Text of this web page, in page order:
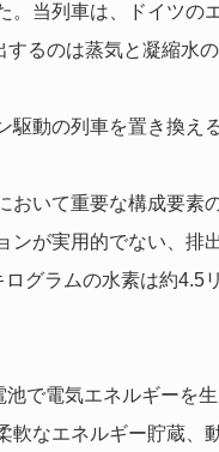
。当列車は、ドイツの
るのは蒸気と凝縮水の
動の列車を置き換え
おいて重要な構成要素
ンが実用的でない、排
グラムの水素は約4.5
で電気エネルギーを
軟なエネルギー貯蔵、